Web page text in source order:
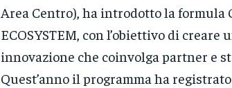
Area Centro), ha introdotto la formula
ECOSYSTEM, con l’obiettivo di creare
innovazione che coinvolga partner e
Quest’anno il programma ha